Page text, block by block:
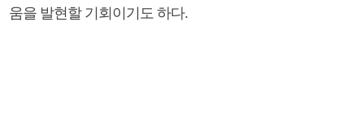
움을 발현할 기회이기도 하다.